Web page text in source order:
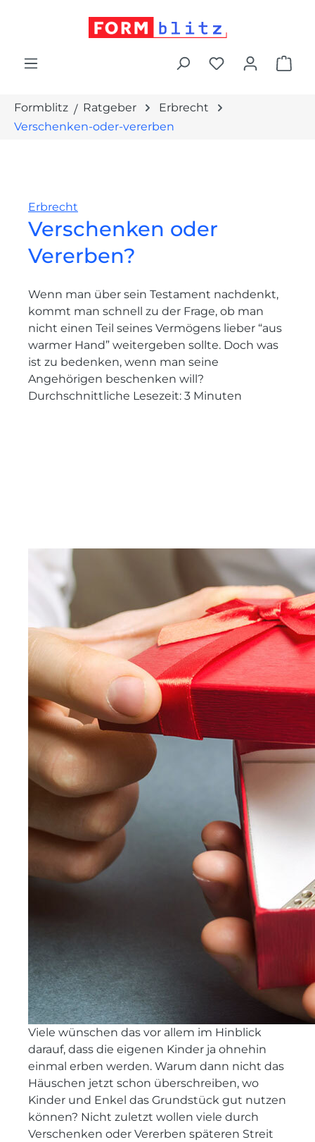
Formblitz Ratgeber
Erbrecht
Verschenken-oder-vererben
Erbrecht
Verschenken oder
Vererben?
Wenn man über sein Testament nachdenkt,
kommt man schnell zu der Frage, ob man
nicht einen Teil seines Vermögens lieber “aus
warmer Hand” weitergeben sollte. Doch was
ist zu bedenken, wenn man seine
Angehörigen beschenken will?
Durchschnittliche Lesezeit: 3 Minuten
Viele wünschen das vor allem im Hinblick
darauf, dass die eigenen Kinder ja ohnehin
einmal erben werden. Warum dann nicht das
Häuschen jetzt schon überschreiben, wo
Kinder und Enkel das Grundstück gut nutzen
können? Nicht zuletzt wollen viele durch
Verschenken oder Vererben späteren Streit